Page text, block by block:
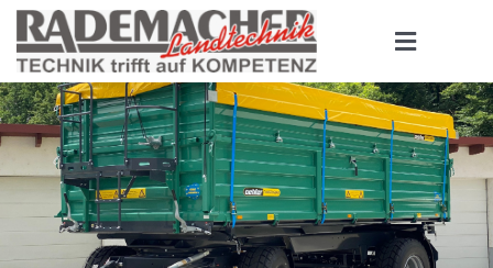
Zum
Inhalt
springen
Toggle
HOME
PRODUKTE
MASCHINENBÖRSE